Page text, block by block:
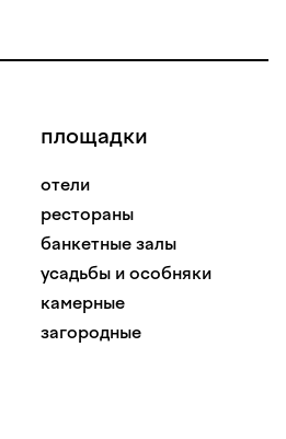
площадки
отели
рестораны
банкетные залы
усадьбы и особняки
камерные
загородные